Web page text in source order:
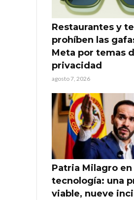
Restaurantes y
prohíben las
Meta por temas
privacidad
agosto 7, 2026
Patria Milagro en
tecnología: una
viable, nueve